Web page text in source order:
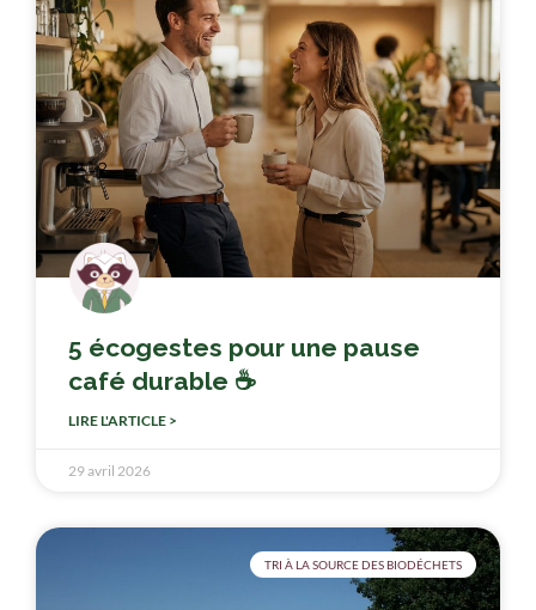
5 écogestes pour une pause
café durable ☕
LIRE L'ARTICLE >
29 avril 2026
TRI À LA SOURCE DES BIODÉCHETS